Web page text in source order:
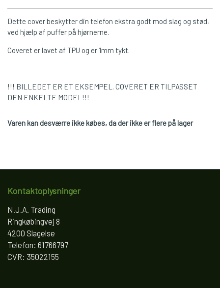
Dette cover beskytter din telefon ekstra godt mod slag og stød,
ved hjælp af puffer på hjørnerne.
Coveret er lavet af TPU og er 1mm tykt.
!!! BILLEDET ER ET EKSEMPEL. COVERET ER TILPASSET
DEN ENKELTE MODEL!!!
Varen kan desværre ikke købes, da der ikke er flere på lager
Kontaktoplysninger
N.J.A. Trading
Ringkøbingvej 8
4200 Slagelse
Telefon: 61766797
CVR: 35022155